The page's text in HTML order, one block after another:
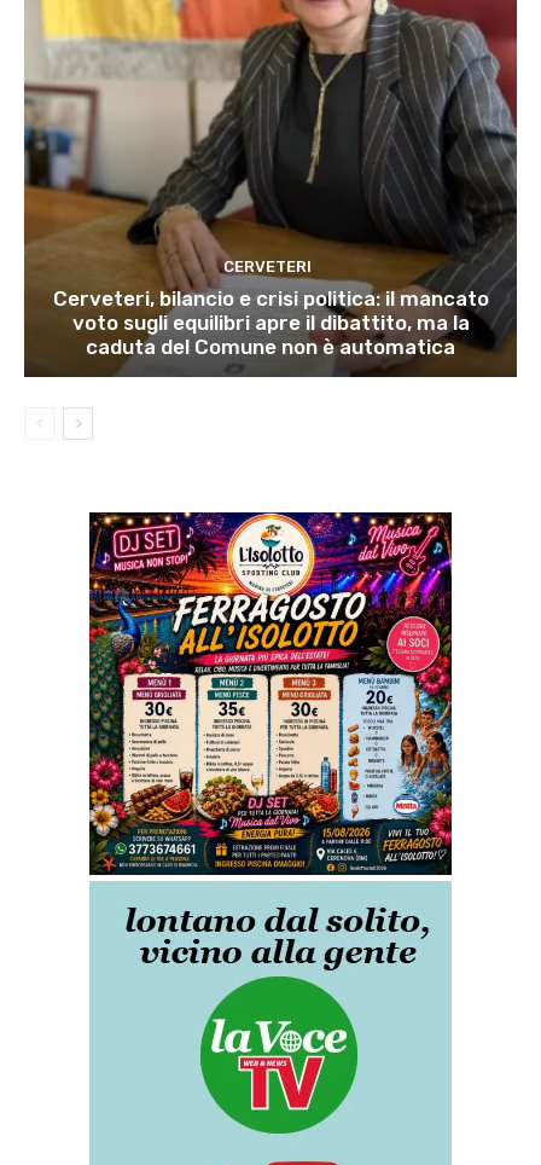
CERVETERI
Cerveteri, bilancio e crisi politica: il mancato
voto sugli equilibri apre il dibattito, ma la
caduta del Comune non è automatica